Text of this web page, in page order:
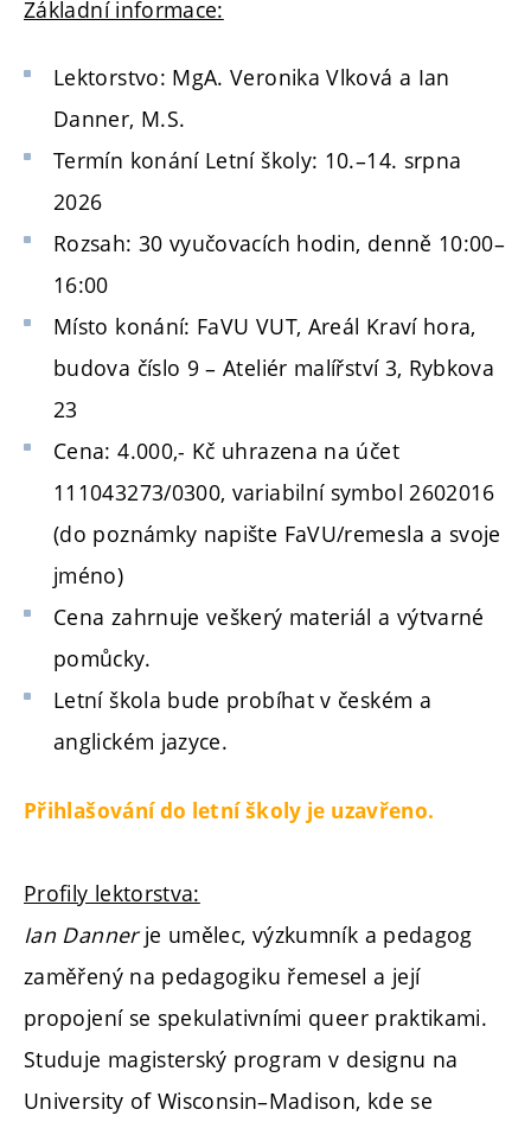
Základní informace:
Lektorstvo: MgA. Veronika Vlková a Ian
Danner, M.S.
Termín konání Letní školy: 10.–14. srpna
2026
Rozsah: 30 vyučovacích hodin, denně 10:00–
16:00
Místo konání: FaVU VUT, Areál Kraví hora,
budova číslo 9 – Ateliér malířství 3, Rybkova
23
Cena: 4.000,- Kč uhrazena na účet
111043273/0300, variabilní symbol 2602016
(do poznámky napište FaVU/remesla a svoje
jméno)
Cena zahrnuje veškerý materiál a výtvarné
pomůcky.
Letní škola bude probíhat v českém a
anglickém jazyce.
Přihlašování do letní školy je uzavřeno.
Profily lektorstva:
Ian Dannerje umělec, výzkumník a pedagog
zaměřený na pedagogiku řemesel a její
propojení se spekulativními queer praktikami.
Studuje magisterský program v designu na
University of Wisconsin–Madison, kde se